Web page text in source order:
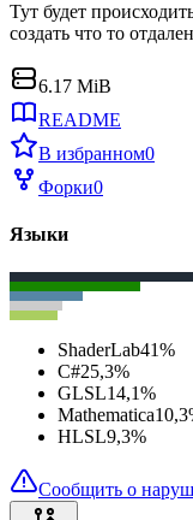
Тут будет
создать что то
6.17 MiB
README
В избранном0
Форки0
Языки
ShaderLab41%
C#25,3%
GLSL14,1%
Mathematica10,3
HLSL9,3%
Сообщить о